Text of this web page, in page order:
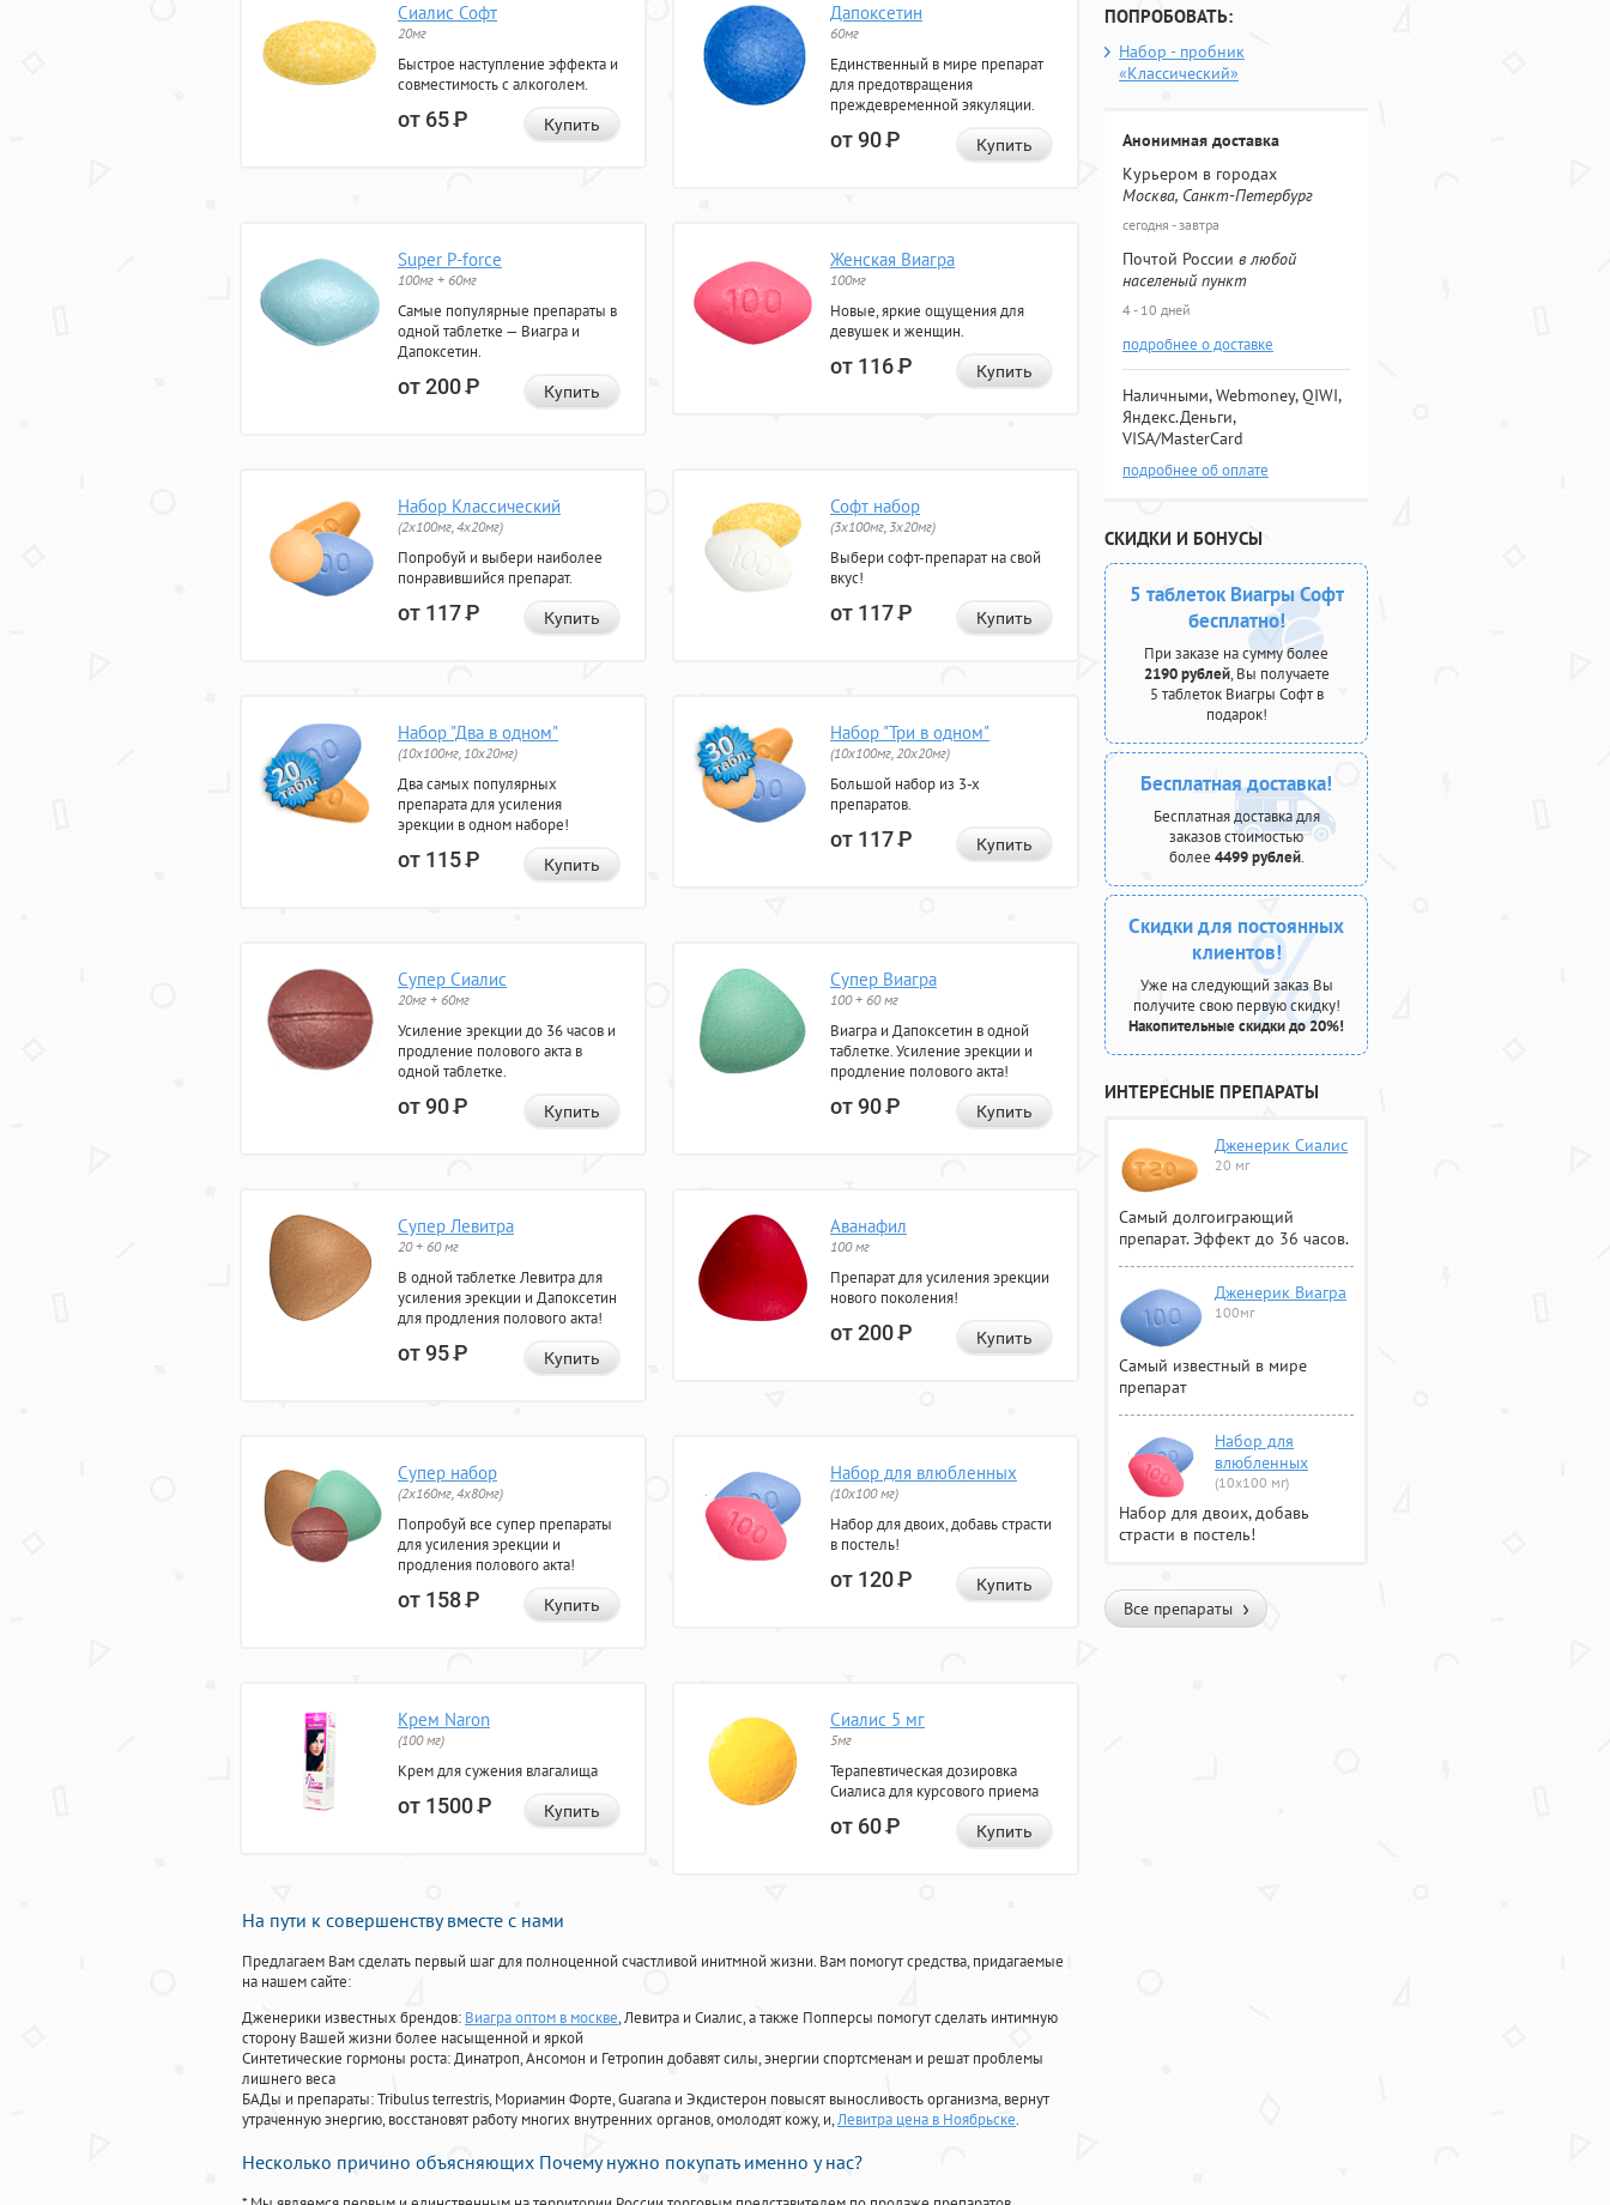
Сиалис Софт
20мг
Быстрое наступление эффекта и
совместимость с алкоголем.
от 65Р Купить
Дапоксетин
60мг
Единственный в мире препарат
для предотвращения
преждевременной эякуляции.
от 90Р Купить
Super P-force
100мг + 60мг
Самые популярные препараты в
одной таблетке — Виагра и
Дапоксетин.
от 200Р Купить
Женская Виагра
100мг
Новые, яркие ощущения для
девушек и женщин.
от 116Р Купить
Набор Классический
(2x100мг, 4x20мг)
Попробуй и выбери наиболее
понравившийся препарат.
от 117Р Купить
Софт набор
(3x100мг, 3x20мг)
Выбери софт-препарат на свой
вкус!
от 117Р Купить
Набор "Два в одном"
(10x100мг, 10x20мг)
Два самых популярных
препарата для усиления
эрекции в одном наборе!
от 115Р Купить
Набор "Три в одном"
(10x100мг, 20x20мг)
Большой набор из 3-х
препаратов.
от 117Р Купить
Супер Сиалис
20мг + 60мг
Усиление эрекции до 36 часов и
продление полового акта в
одной таблетке.
от 90Р Купить
Супер Виагра
100 + 60 мг
Виагра и Дапоксетин в одной
таблетке. Усиление эрекции и
продление полового акта!
от 90Р Купить
Супер Левитра
20 + 60 мг
В одной таблетке Левитра для
усиления эрекции и Дапоксетин
для продления полового акта!
от 95Р Купить
Аванафил
100 мг
Препарат для усиления эрекции
нового поколения!
от 200Р Купить
Супер набор
(2х160мг, 4х80мг)
Попробуй все супер препараты
для усиления эрекции и
продления полового акта!
от 158Р Купить
Набор для влюбленных
(10х100 мг)
Набор для двоих, добавь страсти
в постель!
от 120Р Купить
Крем Naron
(100 мг)
Крем для сужения влагалища
от 1500Р Купить
Сиалис 5 мг
5мг
Терапевтическая дозировка
Сиалиса для курсового приема
от 60Р Купить
На пути к совершенству вместе с нами
Предлагаем Вам сделать первый шаг для полноценной счастливой инитмной жизни. Вам помогут средства, придагаемые
на нашем сайте:
Дженерики известных брендов: Виагра оптом в москве, Левитра и Сиалис, а также Попперсы помогут сделать интимную
сторону Вашей жизни более насыщенной и яркой
Синтетические гормоны роста: Динатроп, Ансомон и Гетропин добавят силы, энергии спортсменам и решат проблемы
лишнего веса
БАДы и препараты:Tribulus terrestris, Мориамин Форте, Guarana и Экдистерон повысят выносливость организма, вернут
утраченную энергию, восстановят работу многих внутренних органов, омолодят кожу, и,Левитра цена в Ноябрьске.
Несколько причино объясняющих Почему нужно покупать именно у нас?
ПОПРОБОВАТЬ:
Набор - пробник
«Классический»
Анонимная доставка
Курьером в городах
Москва, Санкт-Петербург
сегодня - завтра
Почтой России в любой
населеный пункт
4 - 10 дней
подробнее о доставке
Наличными, Webmoney, QIWI,
Яндекс.Деньги,
VISA/MasterCard
подробнее об оплате
СКИДКИ И БОНУСЫ
5 таблеток Виагры Софт
бесплатно!
При заказе на сумму более
2190 рублей, Вы получаете
5 таблеток Виагры Софт в
подарок!
Бесплатная доставка!
Бесплатная доставка для
заказов стоимостью
более 4499 рублей.
Скидки для постоянных
клиентов!
Уже на следующий заказ Вы
получите свою первую скидку!
Накопительные скидки до 20%!
ИНТЕРЕСНЫЕ ПРЕПАРАТЫ
Дженерик Сиалис
20 мг
Самый долгоиграющий
препарат. Эффект до 36 часов.
Дженерик Виагра
100мг
Самый известный в мире
препарат
Набор для
влюбленных
(10х100 мг)
Набор для двоих, добавь
страсти в постель!
Все препараты